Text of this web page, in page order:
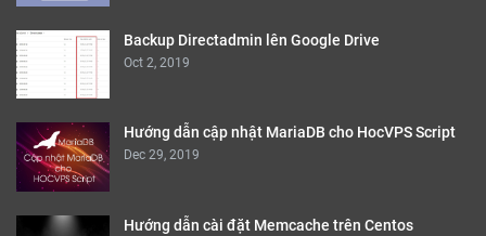
Backup Directadmin lên Google Drive
Oct 2, 2019
Hướng dẫn cập nhật MariaDB cho HocVPS Script
Dec 29, 2019
Hướng dẫn cài đặt Memcache trên Centos